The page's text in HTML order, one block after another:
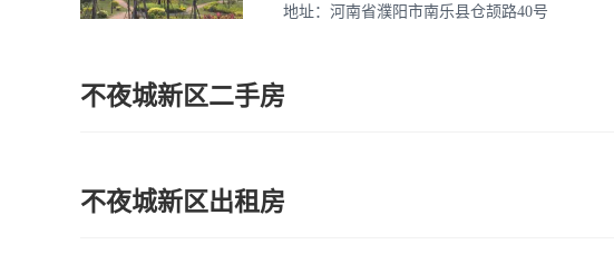
地址：河南省濮阳市南乐县仓颉路40号
不夜城新区二手房
不夜城新区出租房